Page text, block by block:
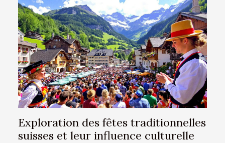
Exploration des fêtes traditionnelles
suisses et leur influence culturelle